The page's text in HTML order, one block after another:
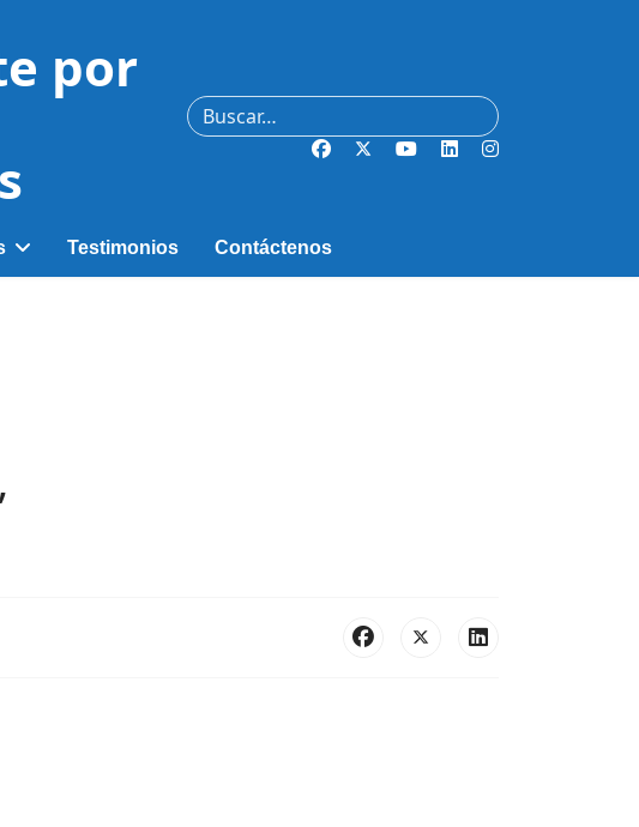
por
Buscar
Testimonios Contáctenos